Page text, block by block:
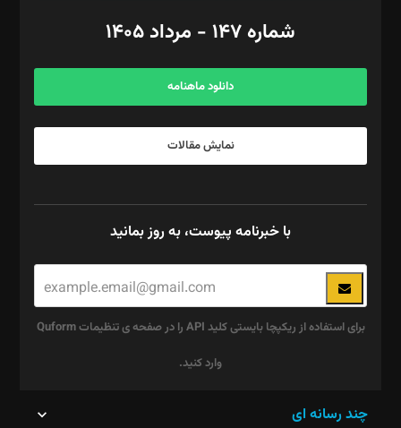
آگهی و مشترکین: ۰۹۱۹۹۹۹۰۴۵۴
شماره ۱۴۷ - مرداد ۱۴۰۵
دانلود ماهنامه
نمایش مقالات
با خبرنامه پیوست، به روز بمانید
برای استفاده از ریکپچا بایستی کلید API را در صفحه ی تنظیمات Quform
وارد کنید.
چند رسانه ای